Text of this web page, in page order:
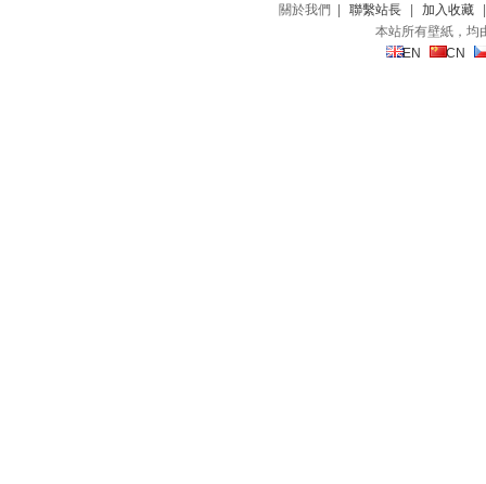
關於我們 | 聯繫站長 加入收藏
本站所有壁紙，均
EN
CN